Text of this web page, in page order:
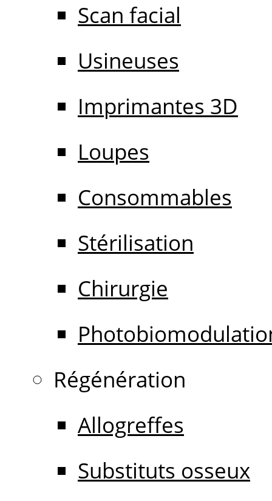
Scan facial
Usineuses
Imprimantes 3D
Loupes
Consommables
Stérilisation
Chirurgie
Régénération
Allogreffes
Substituts osseux